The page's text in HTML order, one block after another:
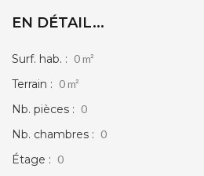
EN DÉTAIL...
Surf. hab. : 0 m²
Terrain : 0 m²
Nb. pièces : 0
Nb. chambres : 0
Étage : 0